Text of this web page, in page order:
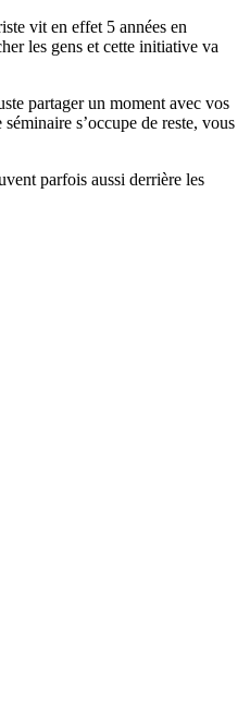
vit en effet 5 années en
les gens et cette initiative va
partager un moment avec vos
s’occupe de reste, vous
parfois aussi derrière les